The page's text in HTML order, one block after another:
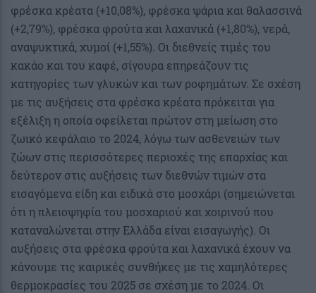
φρέσκα κρέατα (+10,08%), φρέσκα ψάρια και θαλασσινά
(+2,79%), φρέσκα φρούτα και λαχανικά (+1,80%), νερά,
αναψυκτικά, χυμοί (+1,55%). Οι διεθνείς τιμές του
κακάο και του καφέ, σίγουρα επηρεάζουν τις
κατηγορίες των γλυκών και των ροφημάτων. Σε σχέση
με τις αυξήσεις στα φρέσκα κρέατα πρόκειται για
εξέλιξη η οποία οφείλεται πρώτον στη μείωση στο
ζωικό κεφάλαιο το 2024, λόγω των ασθενειών των
ζώων στις περισσότερες περιοχές της επαρχίας και
δεύτερον στις αυξήσεις των διεθνών τιμών στα
εισαγόμενα είδη και ειδικά στο μοσχάρι (σημειώνεται
ότι η πλειοψηφία του μοσχαριού και χοιρινού που
καταναλώνεται στην Ελλάδα είναι εισαγωγής). Οι
αυξήσεις στα φρέσκα φρούτα και λαχανικά έχουν να
κάνουμε τις καιρικές συνθήκες με τις χαμηλότερες
θερμοκρασίες του 2025 σε σχέση με το 2024. Οι